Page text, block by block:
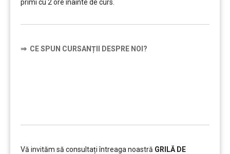
primi cu 2 ore înainte de curs.
⇒ CE SPUN CURSANȚII DESPRE NOI?
Vă invităm să consultați întreaga noastră GRILĂ DE